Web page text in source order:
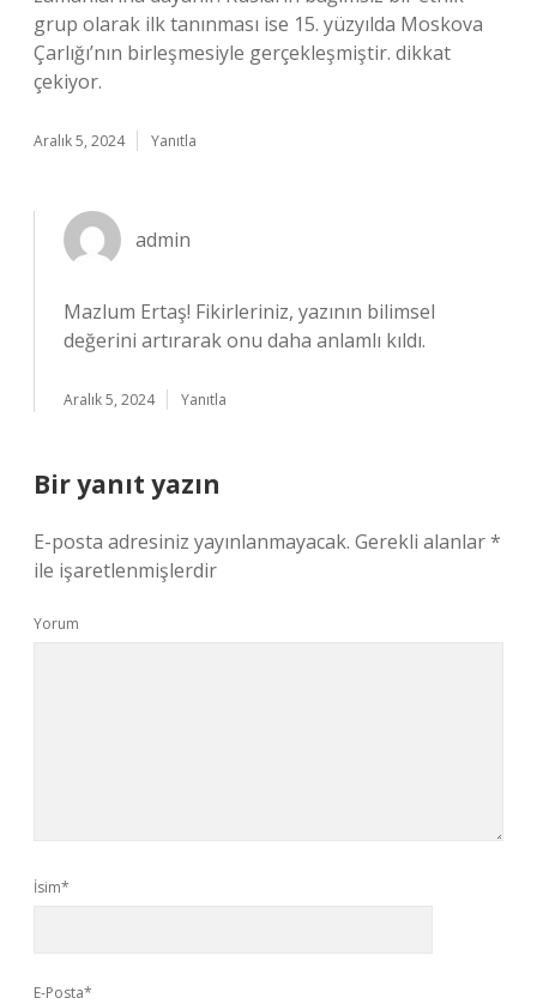
grup olarak ilk tanınması ise 15. yüzyılda Moskova
Çarlığı’nın birleşmesiyle gerçekleşmiştir. dikkat
çekiyor.
Aralık 5, 2024 Yanıtla
admin
Mazlum Ertaş! Fikirleriniz, yazının bilimsel
değerini artırarak onu daha anlamlı kıldı.
Aralık 5, 2024 Yanıtla
Bir yanıt yazın
E-posta adresiniz yayınlanmayacak. Gerekli alanlar*
ile işaretlenmişlerdir
Yorum
İsim*
E-Posta*